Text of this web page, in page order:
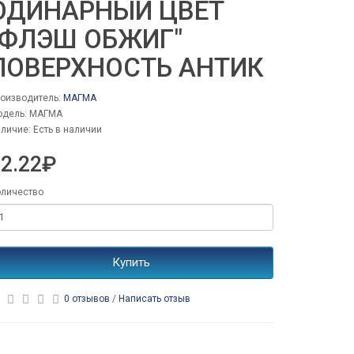
ЦВЕТ
ОБЖИГ"
АНТИК
МАГМА
МАГМА
Есть в наличии
Купить
0 отзывов / Написать отзыв